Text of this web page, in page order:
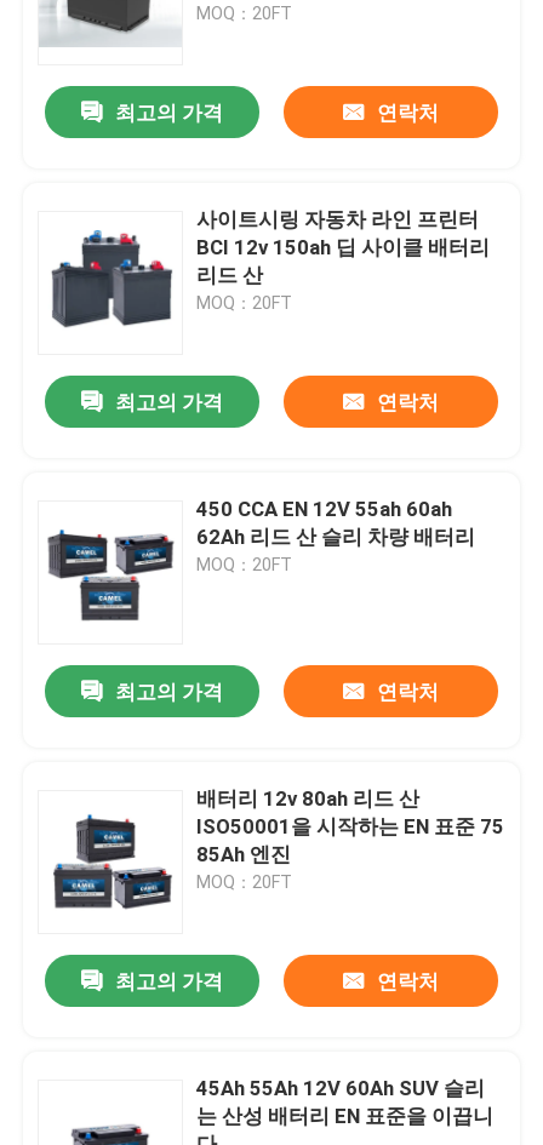
우리에 대하여
공장 여행
연락주세요
Group Website
자동차 스타터 배터리
리튬 이온 스타터 배터리
MOQ：20FT
최고의 가격 연락처
사이트시링 자동차 라인 프린터
BCI 12v 150ah 딥 사이클 배터리
리드 산
MOQ：20FT
최고의 가격 연락처
450 CCA EN 12V 55ah 60ah
62Ah 리드 산 슬리 차량 배터리
MOQ：20FT
최고의 가격 연락처
배터리 12v 80ah 리드 산
ISO50001을 시작하는 EN 표준 75
85Ah 엔진
MOQ：20FT
최고의 가격 연락처
45Ah 55Ah 12V 60Ah SUV 슬리
는 산성 배터리 EN 표준을 이끕니